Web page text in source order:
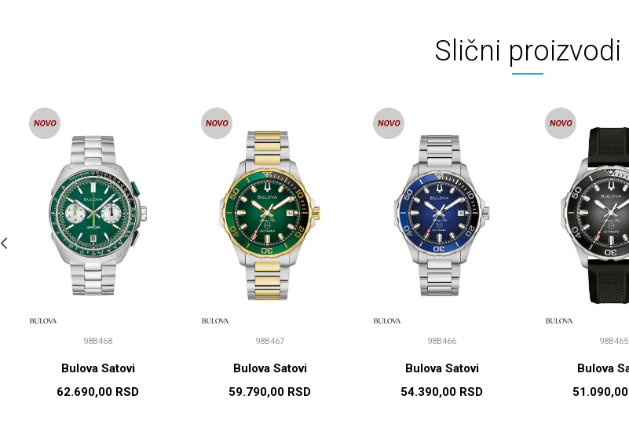
Slični proizvodi
98B468
Bulova Satovi
62.690,00 RSD
98B467
Bulova Satovi
59.790,00 RSD
98B466
Bulova Satovi
54.390,00 RSD
98B465
Bulova
51.090,00